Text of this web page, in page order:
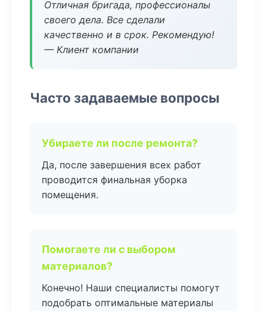
Отличная бригада, профессионалы
своего дела. Все сделали
качественно и в срок. Рекомендую!
— Клиент компании
Часто задаваемые вопросы
Убираете ли после ремонта?
Да, после завершения всех работ
проводится финальная уборка
помещения.
Помогаете ли с выбором
материалов?
Конечно! Наши специалисты помогут
подобрать оптимальные материалы